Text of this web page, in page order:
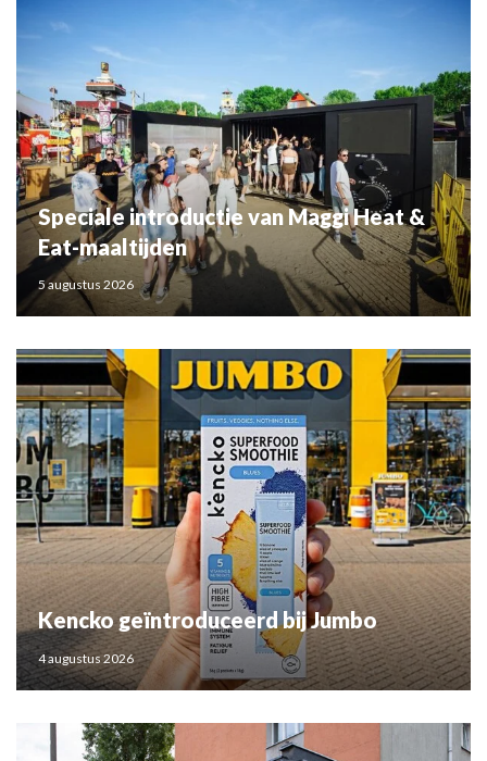
Speciale introductie van Maggi Heat &
Eat-maaltijden
5 augustus 2026
Kencko geïntroduceerd bij Jumbo
4 augustus 2026